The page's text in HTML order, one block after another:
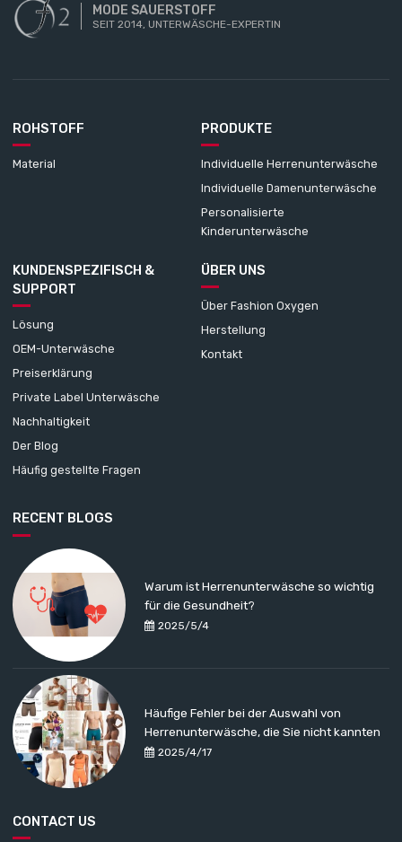
MODE SAUERSTOFF
SEIT 2014, UNTERWÄSCHE-EXPERTIN
ROHSTOFF
Material
PRODUKTE
Individuelle Herrenunterwäsche
Individuelle Damenunterwäsche
Personalisierte
Kinderunterwäsche
KUNDENSPEZIFISCH &
SUPPORT
Lösung
OEM-Unterwäsche
Preiserklärung
Private Label Unterwäsche
Nachhaltigkeit
Der Blog
Häufig gestellte Fragen
ÜBER UNS
Über Fashion Oxygen
Herstellung
Kontakt
RECENT BLOGS
2025/5/4
Warum ist Herrenunterwäsche so wichtig
für die Gesundheit?
2025/4/17
Häufige Fehler bei der Auswahl von
Herrenunterwäsche, die Sie nicht kannten
CONTACT US